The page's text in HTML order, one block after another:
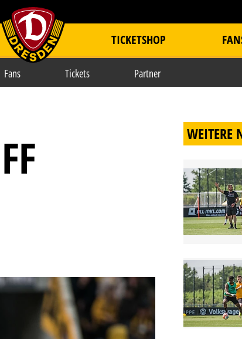
item.title TICKETSHOP
Fans Tickets Partner
WEITERE